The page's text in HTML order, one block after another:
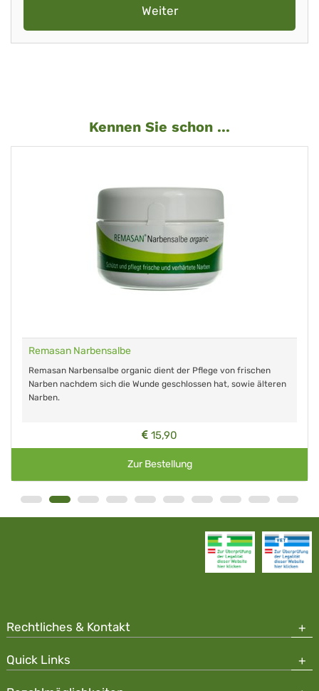
Weiter
Kennen Sie schon ...
Remasan Narbensalbe
Remasan Narbensalbe organic dient der Pflege von frischen
Narben nachdem sich die Wunde geschlossen hat, sowie älteren
Narben.
15,90
Zur Bestellung
Rechtliches & Kontakt
Quick Links